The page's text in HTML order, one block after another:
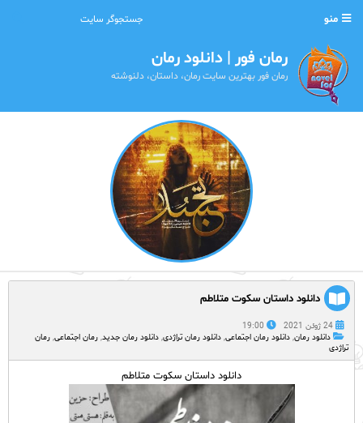
منو
رمان فور | دانلود رمان
رمان فور بهترین سایت رمان، داستان، دلنوشته
دانلود داستان سکوت متلاطم
24 ژوئن 2021
19:00
دانلود رمان, دانلود رمان اجتماعی, دانلود رمان تراژدی, دانلود رمان جدید, رمان اجتماعی, رمان
تراژدی
دانلود داستان سکوت متلاطم